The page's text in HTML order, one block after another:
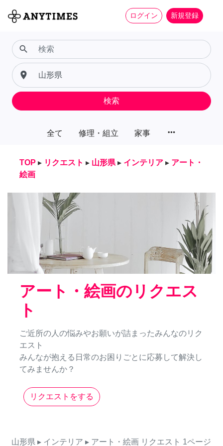
ログイン 新規登録
全て 修理・組立 家事 more_horiz
search
place
検索
TOP ▸ リクエスト ▸ 山形県 ▸ インテリア ▸ アート・
絵画
アート・絵画のリクエス
ト
ご近所の人の悩みやお願いが詰まったみんなのリク
エスト
みんなが抱える日常のお困りごとに応募して解決し
てみませんか？
リクエストをする
山形県 ▸ インテリア ▸ アート・絵画 リクエスト 1ページ